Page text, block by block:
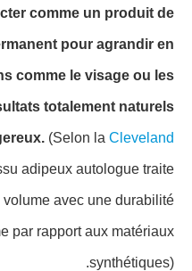
comme un produit de
pour agrandir en
comme le visage ou les
totalement naturels
(Selon la Cleveland
adipeux autologue traite
avec une durabilité
par rapport aux matériaux
synthétiques).